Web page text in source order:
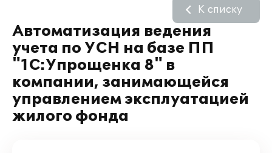
Автоматизация ведения
учета по УСН на базе ПП
"1С:Упрощенка 8" в
компании, занимающейся
управлением эксплуатацией
жилого фонда
К списку